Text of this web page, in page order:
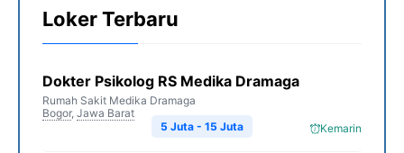
Loker Terbaru
Dokter Psikolog RS Medika Dramaga
Rumah Sakit Medika Dramaga
Bogor, Jawa Barat
Kemarin
5 Juta - 15 Juta